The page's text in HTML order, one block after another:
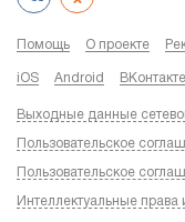
Помощь О проекте
iOS Android ВКонтакте
Выходные данные
Пользовательское
Пользовательское
Интеллектуальные права